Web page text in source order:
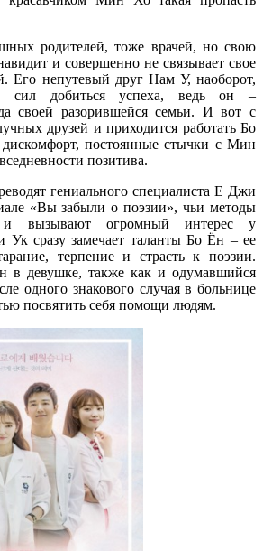
родителей, тоже врачей, но свою
и совершенно не связывает свое
Его непутевый друг Нам У, наоборот,
сил добиться успеха, ведь он –
своей разорившейся семьи. И вот с
друзей и приходится работать Бо
постоянные стычки с Мин
позитива.
гениального специалиста Е Джи
«Вы забыли о поэзии», чьи методы
и вызывают огромный интерес у
Ук сразу замечает таланты Бо Ён – ее
терпение и страсть к поэзии.
в девушке, также как и одумавшийся
одного знакового случая в больнице
посвятить себя помощи людям.